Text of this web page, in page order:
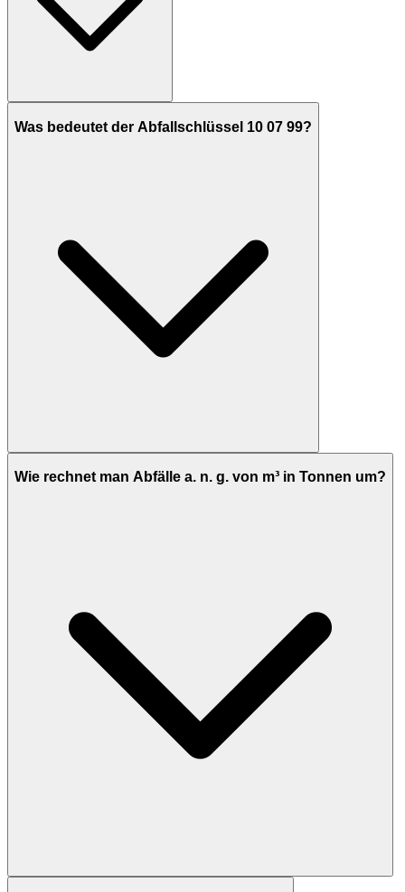
Was bedeutet der Abfallschlüssel 10 07 99?
Wie rechnet man Abfälle a. n. g. von m³ in Tonnen um?